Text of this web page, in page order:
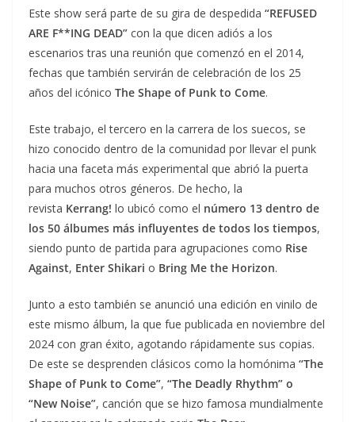
Este show será parte de su gira de despedida “REFUSED
ARE F**ING DEAD” con la que dicen adiós a los
escenarios tras una reunión que comenzó en el 2014,
fechas que también servirán de celebración de los 25
años del icónico The Shape of Punk to Come.
Este trabajo, el tercero en la carrera de los suecos, se
hizo conocido dentro de la comunidad por llevar el punk
hacia una faceta más experimental que abrió la puerta
para muchos otros géneros. De hecho, la
revista Kerrang! lo ubicó como el número 13 dentro de
los 50 álbumes más influyentes de todos los tiempos,
siendo punto de partida para agrupaciones como Rise
Against, Enter Shikari o Bring Me the Horizon.
Junto a esto también se anunció una edición en vinilo de
este mismo álbum, la que fue publicada en noviembre del
2024 con gran éxito, agotando rápidamente sus copias.
De este se desprenden clásicos como la homónima “The
Shape of Punk to Come”, “The Deadly Rhythm” o
“New Noise”, canción que se hizo famosa mundialmente